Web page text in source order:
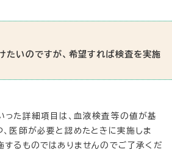
たいのですが、希望すれば検査を実施
た詳細項目は、血液検査等の値が基
医師が必要と認めたときに実施しま
するものではありませんのでご了承くだ